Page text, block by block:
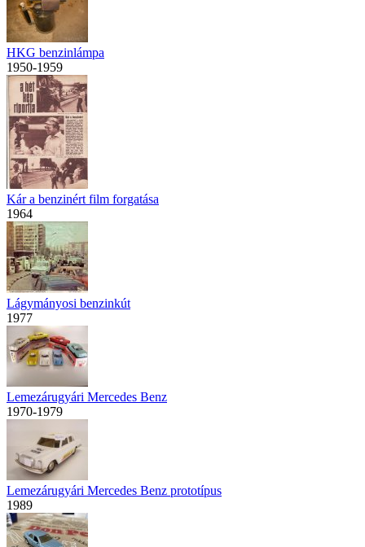
HKG benzinlámpa
1950-1959
Kár a benzinért film forgatása
1964
Lágymányosi benzinkút
1977
Lemezárugyári Mercedes Benz
1970-1979
Lemezárugyári Mercedes Benz prototípus
1989